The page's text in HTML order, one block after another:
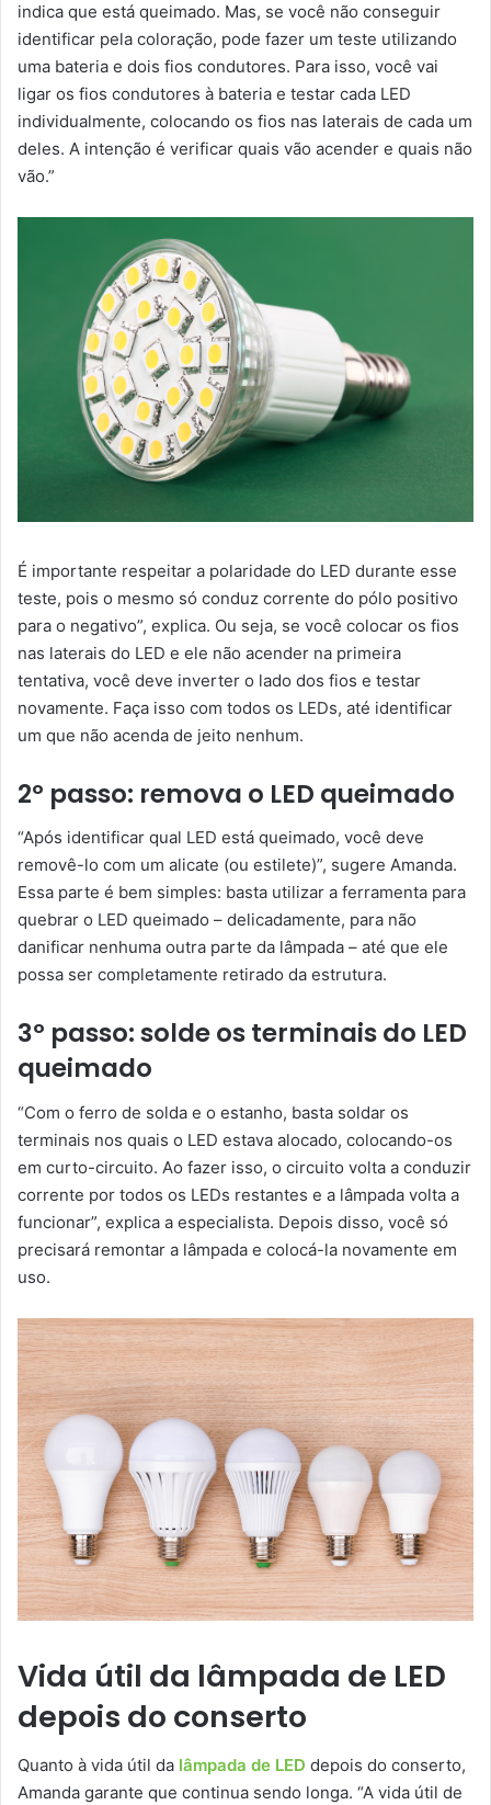
indica que está queimado. Mas, se você não conseguir
identificar pela coloração, pode fazer um teste utilizando
uma bateria e dois fios condutores. Para isso, você vai
ligar os fios condutores à bateria e testar cada LED
individualmente, colocando os fios nas laterais de cada um
deles. A intenção é verificar quais vão acender e quais não
vão.”
É importante respeitar a polaridade do LED durante esse
teste, pois o mesmo só conduz corrente do pólo positivo
para o negativo”, explica. Ou seja, se você colocar os fios
nas laterais do LED e ele não acender na primeira
tentativa, você deve inverter o lado dos fios e testar
novamente. Faça isso com todos os LEDs, até identificar
um que não acenda de jeito nenhum.
2º passo: remova o LED queimado
“Após identificar qual LED está queimado, você deve
removê-lo com um alicate (ou estilete)”, sugere Amanda.
Essa parte é bem simples: basta utilizar a ferramenta para
quebrar o LED queimado – delicadamente, para não
danificar nenhuma outra parte da lâmpada – até que ele
possa ser completamente retirado da estrutura.
3º passo: solde os terminais do LED
queimado
“Com o ferro de solda e o estanho, basta soldar os
terminais nos quais o LED estava alocado, colocando-os
em curto-circuito. Ao fazer isso, o circuito volta a conduzir
corrente por todos os LEDs restantes e a lâmpada volta a
funcionar”, explica a especialista. Depois disso, você só
precisará remontar a lâmpada e colocá-la novamente em
uso.
Vida útil da lâmpada de LED
depois do conserto
Quanto à vida útil da lâmpada de LED depois do conserto,
Amanda garante que continua sendo longa. “A vida útil de